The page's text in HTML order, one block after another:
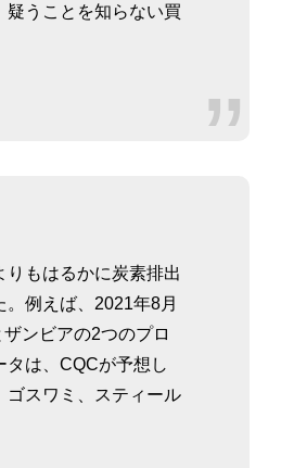
疑うことを知らない買
もはるかに炭素排出
例えば、2021年8月
ンビアの2つのプロ
タは、CQCが予想し
ゴスワミ、スティール